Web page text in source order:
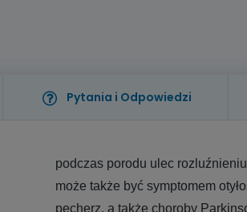
Pytania i Odpowiedzi
podczas porodu ulec
może także być symptomem
pęcherz, a także choroby